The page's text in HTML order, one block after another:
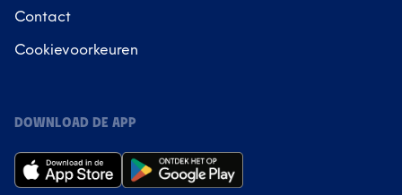
Contact
Cookievoorkeuren
DOWNLOAD DE APP